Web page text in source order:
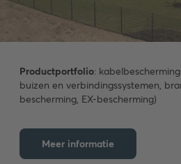
Productportfolio:
buizen en verbindingssystemen,
bescherming, EX-bescherming)
Meer informatie